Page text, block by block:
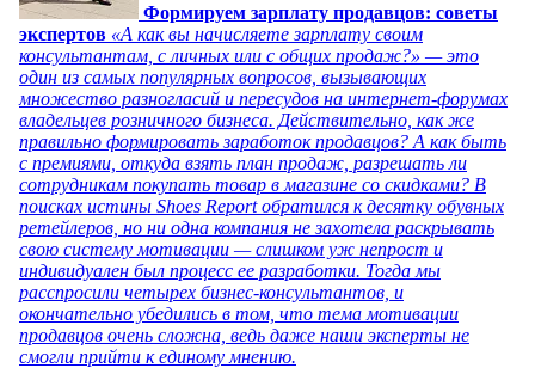
Формируем зарплату продавцов: советы
экспертов «А как вы начисляете зарплату своим
консультантам, с личных или с общих продаж?» — это
один из самых популярных вопросов, вызывающих
множество разногласий и пересудов на интернет-форумах
владельцев розничного бизнеса. Действительно, как же
правильно формировать заработок продавцов? А как быть
с премиями, откуда взять план продаж, разрешать ли
сотрудникам покупать товар в магазине со скидками? В
поисках истины Shoes Report обратился к десятку обувных
ретейлеров, но ни одна компания не захотела раскрывать
свою систему мотивации — слишком уж непрост и
индивидуален был процесс ее разработки. Тогда мы
расспросили четырех бизнес-консультантов, и
окончательно убедились в том, что тема мотивации
продавцов очень сложна, ведь даже наши эксперты не
смогли прийти к единому мнению.